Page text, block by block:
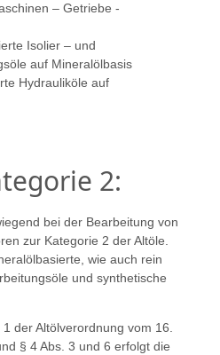
– Getriebe -
Isolier – und
auf Mineralölbasis
Hydrauliköle auf
2:
bei der Bearbeitung von
zur Kategorie 2 der Altöle.
wie auch rein
und synthetische
der Altölverordnung vom 16.
§ 4 Abs. 3 und 6 erfolgt die